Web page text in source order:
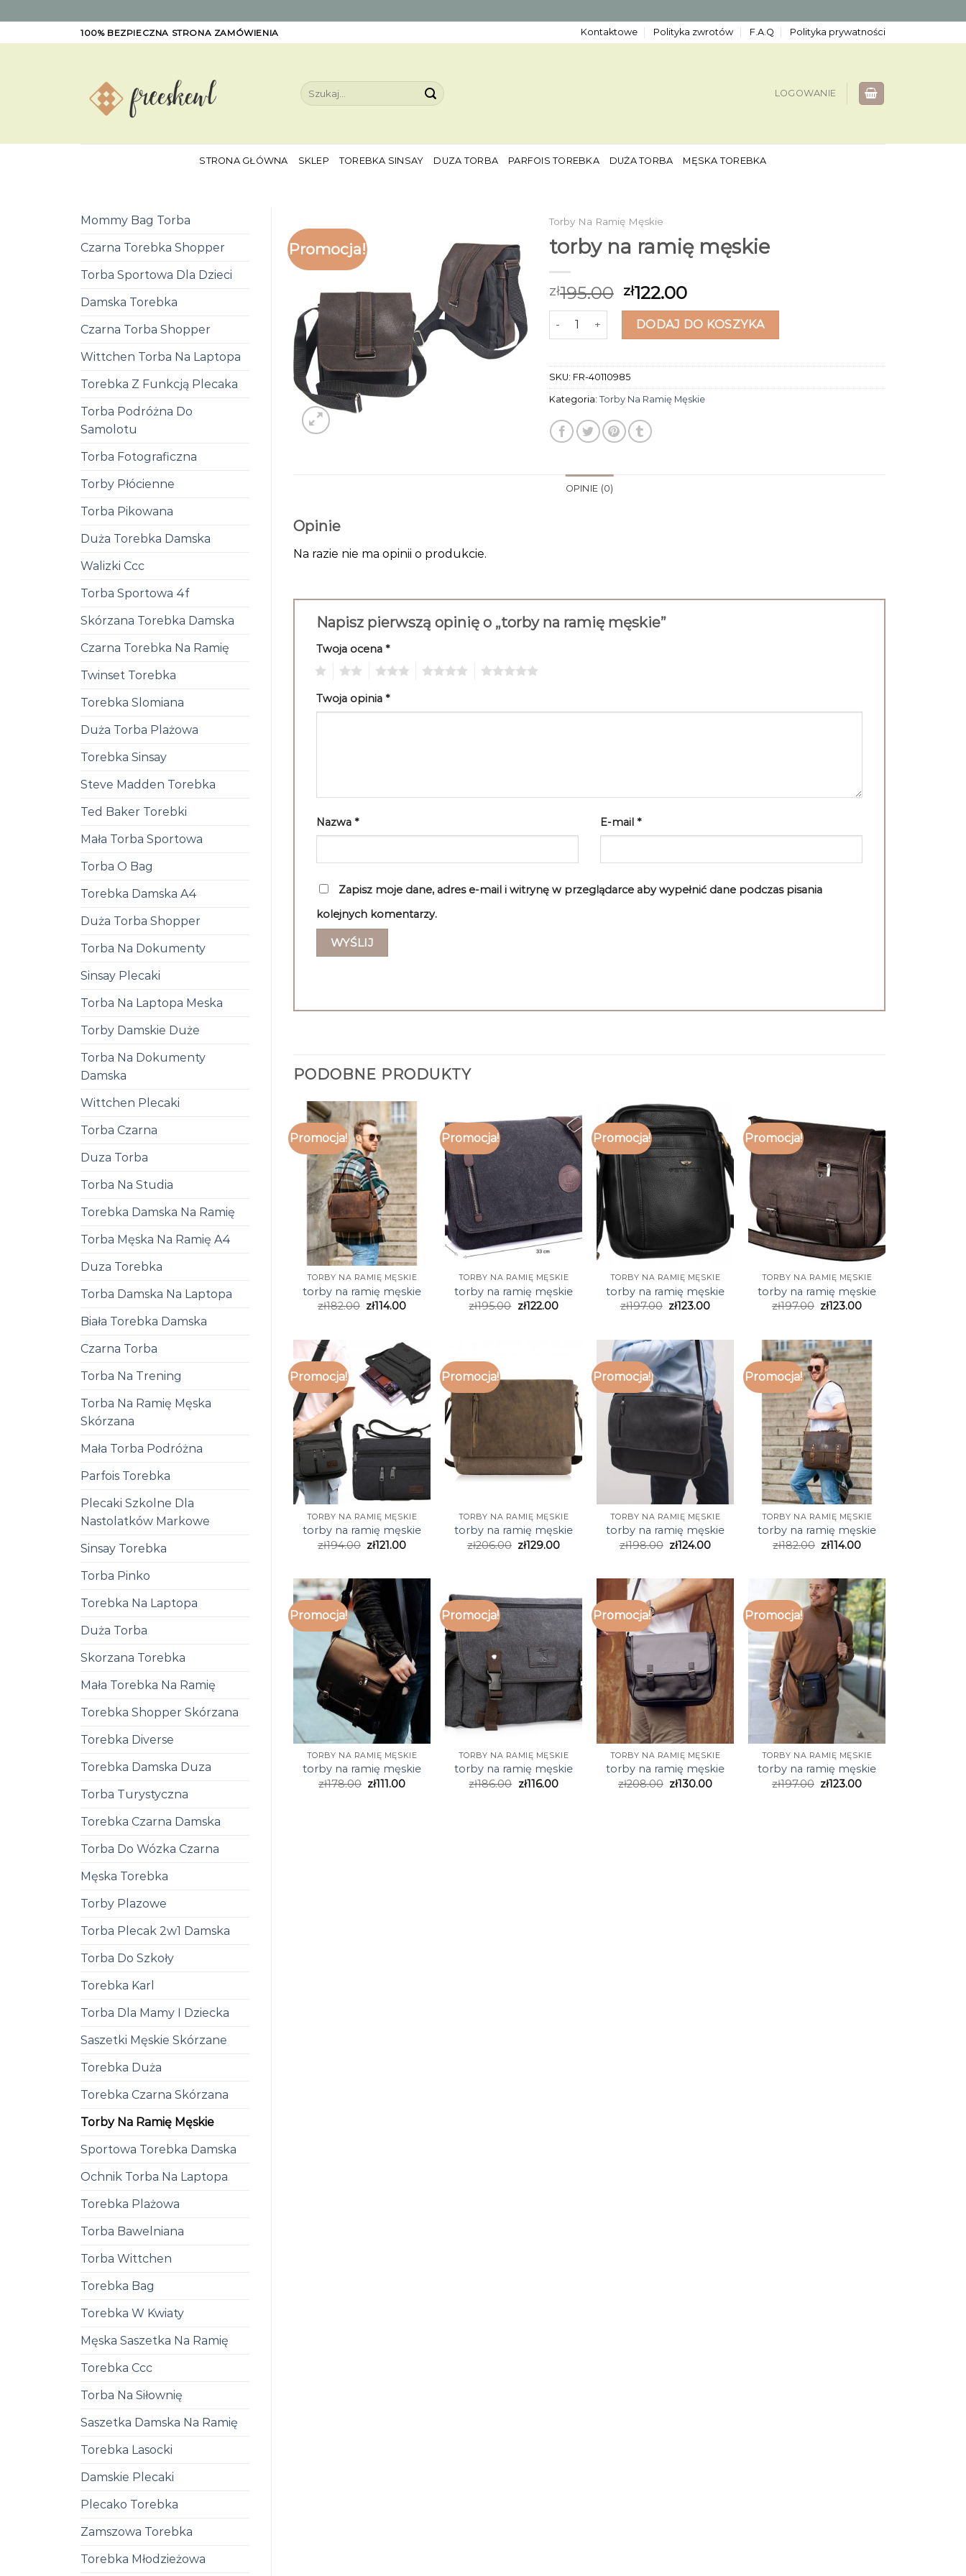
to
100% BEZPIECZNA STRONA ZAMÓWIENIA Kontaktowe Polityka zwrotów F.A.Q Polityka prywatności
Szukaj:
LOGOWANIE
STRONA GŁÓWNA SKLEP TOREBKA SINSAY DUZA TORBA PARFOIS TOREBKA DUŻA TORBA MĘSKA TOREBKA
Mommy Bag Torba
Czarna Torebka Shopper
Torba Sportowa Dla Dzieci
Damska Torebka
Czarna Torba Shopper
Wittchen Torba Na Laptopa
Torebka Z Funkcją Plecaka
Torba Podróżna Do
Samolotu
Torba Fotograficzna
Torby Płócienne
Torba Pikowana
Duża Torebka Damska
Walizki Ccc
Torba Sportowa 4f
Skórzana Torebka Damska
Czarna Torebka Na Ramię
Twinset Torebka
Torebka Slomiana
Duża Torba Plażowa
Torebka Sinsay
Steve Madden Torebka
Ted Baker Torebki
Mała Torba Sportowa
Torba O Bag
Torebka Damska A4
Duża Torba Shopper
Torba Na Dokumenty
Sinsay Plecaki
Torba Na Laptopa Meska
Torby Damskie Duże
Torba Na Dokumenty
Damska
Wittchen Plecaki
Torba Czarna
Duza Torba
Torba Na Studia
Torebka Damska Na Ramię
Torba Męska Na Ramię A4
Duza Torebka
Torba Damska Na Laptopa
Biała Torebka Damska
Czarna Torba
Torba Na Trening
Torba Na Ramię Męska
Skórzana
Mała Torba Podróżna
Parfois Torebka
Plecaki Szkolne Dla
Nastolatków Markowe
Sinsay Torebka
Torba Pinko
Torebka Na Laptopa
Duża Torba
Skorzana Torebka
Mała Torebka Na Ramię
Torebka Shopper Skórzana
Torebka Diverse
Torebka Damska Duza
Torba Turystyczna
Torebka Czarna Damska
Torba Do Wózka Czarna
Męska Torebka
Torby Plazowe
Torba Plecak 2w1 Damska
Torba Do Szkoły
Torebka Karl
Torba Dla Mamy I Dziecka
Saszetki Męskie Skórzane
Torebka Duża
Torebka Czarna Skórzana
Torby Na Ramię Męskie
Sportowa Torebka Damska
Ochnik Torba Na Laptopa
Torebka Plażowa
Torba Bawelniana
Torba Wittchen
Torebka Bag
Torebka W Kwiaty
Męska Saszetka Na Ramię
Torebka Ccc
Torba Na Siłownię
Saszetka Damska Na Ramię
Torebka Lasocki
Damskie Plecaki
Plecako Torebka
Zamszowa Torebka
Torebka Młodzieżowa
Promocja!
Torby Na Ramię Męskie
torby na ramię męskie
zł195.00 zł122.00
ilość torby na ramię męskieDODAJ DO KOSZYKA
SKU: FR-40110985
Kategoria: Torby Na Ramię Męskie
OPINIE (0)
Opinie
Na razie nie ma opinii o produkcie.
Napisz pierwszą opinię o „torby na ramię męskie”
Twoja ocena *
Twoja opinia *
Nazwa * E-mail *
Zapisz moje dane, adres e-mail i witrynę w przeglądarce aby wypełnić dane podczas pisania
kolejnych komentarzy.
PODOBNE PRODUKTY
Promocja!
TORBY NA RAMIĘ MĘSKIE
torby na ramię męskie
zł182.00 zł114.00
Promocja!
TORBY NA RAMIĘ MĘSKIE
torby na ramię męskie
zł195.00 zł122.00
Promocja!
TORBY NA RAMIĘ MĘSKIE
torby na ramię męskie
zł197.00 zł123.00
Promocja!
TORBY NA RAMIĘ MĘSKIE
torby na ramię męskie
zł197.00 zł123.00
Promocja!
TORBY NA RAMIĘ MĘSKIE
torby na ramię męskie
zł194.00 zł121.00
Promocja!
TORBY NA RAMIĘ MĘSKIE
torby na ramię męskie
zł206.00 zł129.00
Promocja!
TORBY NA RAMIĘ MĘSKIE
torby na ramię męskie
zł198.00 zł124.00
Promocja!
TORBY NA RAMIĘ MĘSKIE
torby na ramię męskie
zł182.00 zł114.00
Promocja!
TORBY NA RAMIĘ MĘSKIE
torby na ramię męskie
zł178.00 zł111.00
Promocja!
TORBY NA RAMIĘ MĘSKIE
torby na ramię męskie
zł186.00 zł116.00
Promocja!
TORBY NA RAMIĘ MĘSKIE
torby na ramię męskie
zł208.00 zł130.00
Promocja!
TORBY NA RAMIĘ MĘSKIE
torby na ramię męskie
zł197.00 zł123.00